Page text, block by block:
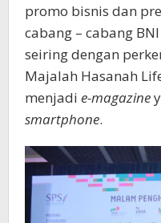
promo bisnis dan
cabang – cabang
seiring dengan
Majalah Hasanah
menjadi e-magazine
smartphone.